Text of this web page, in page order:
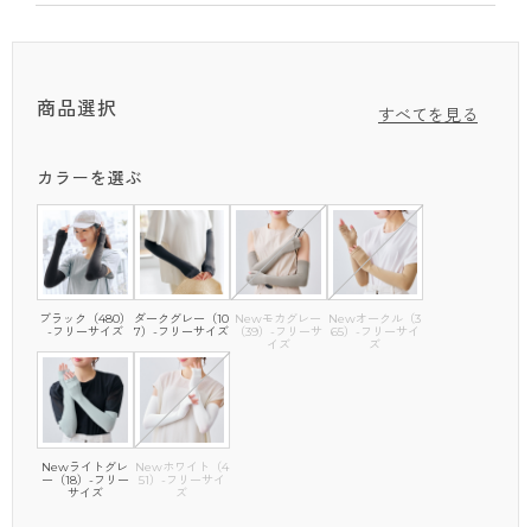
冷感素材を使用し、つけた瞬間ひんやり。涼やか。汗をかいてもサッ
商品特徴②
UVカット率99%以上！ （ライトグレーは98%以上）UPF
50+
最大紫外線遮断率99％以上、オーストラリア・ニュージーランドで定
められたUVカットの世界的基準で最高値「UPF50+」のUVカット品
質。
商品特徴③
手の平に滑り止め付き
手の平の形状に合わせたAラインのグリップ付き。車や自転車の運転
でも滑りにくく、指先オープンタイプなのでスマホの操作もラクラ
ク。
商品特徴④
商品選択 すべてを見る
カラーを選ぶ
ブラック（480）
-フリーサイズ
ダークグレー（10
7）-フリーサイズ
Newモカグレー
（39）-フリーサ
イズ
Newオークル（3
65）-フリーサイ
ズ
Newライトグレ
ー（18）-フリー
サイズ
Newホワイト（4
51）-フリーサイ
ズ